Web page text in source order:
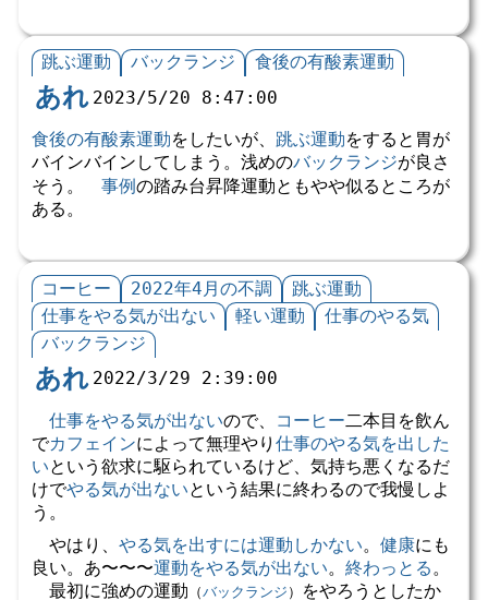
跳ぶ運動 バックランジ 食後の有酸素運動
あれ 2023/5/20 8:47:00
食後の有酸素運動をしたいが、 跳ぶ運動をすると胃が
バインバインしてしまう。浅めのバックランジが良さ
そう。
事例の踏み台昇降運動ともやや似るところが
ある。
コーヒー 2022年4月の不調
跳ぶ運動
仕事をやる気が出ない
軽い運動
仕事のやる気
バックランジ
あれ 2022/3/29 2:39:00
仕事をやる気が出ないので、 コーヒー二本目を飲ん
でカフェインによって無理やり 仕事のやる気を出した
いという欲求に駆られているけど、気持ち悪くなるだ
けでやる気が出ないという結果に終わるので我慢しよ
う。
やはり、 やる気を出すには運動しかない。 健康にも
良い。あ〜〜〜運動をやる気が出ない。 終わっとる。
最初に強めの運動 （バックランジ ） をやろうとしたか